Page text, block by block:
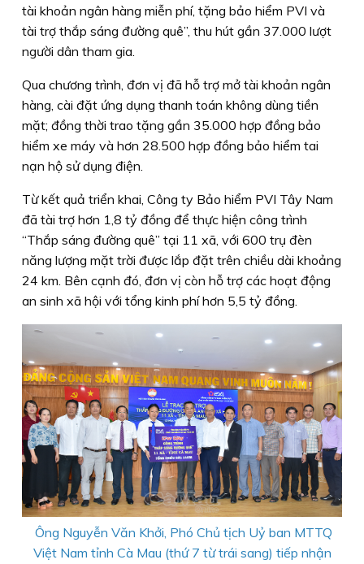
tài khoản ngân hàng miễn phí, tặng bảo hiểm PVI và
tài trợ thắp sáng đường quê”, thu hút gần 37.000 lượt
người dân tham gia.
Qua chương trình, đơn vị đã hỗ trợ mở tài khoản ngân
hàng, cài đặt ứng dụng thanh toán không dùng tiền
mặt; đồng thời trao tặng gần 35.000 hợp đồng bảo
hiểm xe máy và hơn 28.500 hợp đồng bảo hiểm tai
nạn hộ sử dụng điện.
Từ kết quả triển khai, Công ty Bảo hiểm PVI Tây Nam
đã tài trợ hơn 1,8 tỷ đồng để thực hiện công trình
“Thắp sáng đường quê” tại 11 xã, với 600 trụ đèn
năng lượng mặt trời được lắp đặt trên chiều dài khoảng
24 km. Bên cạnh đó, đơn vị còn hỗ trợ các hoạt động
an sinh xã hội với tổng kinh phí hơn 5,5 tỷ đồng.
Ông Nguyễn Văn Khởi, Phó Chủ tịch Uỷ ban MTTQ
Việt Nam tỉnh Cà Mau (thứ 7 từ trái sang) tiếp nhận